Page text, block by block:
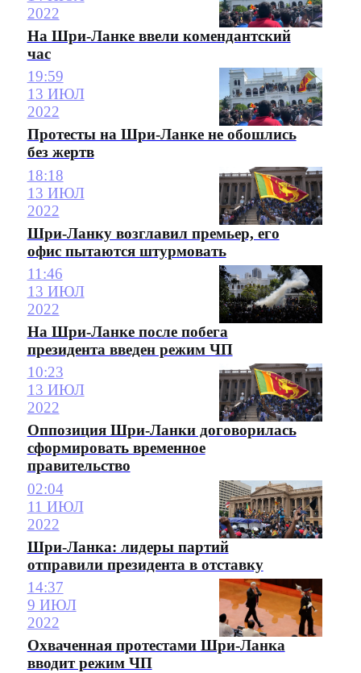
2022
На Шри-Ланке ввели комендантский
час
19:59
13 ИЮЛ
2022
Протесты на Шри-Ланке не обошлись
без жертв
18:18
13 ИЮЛ
2022
Шри-Ланку возглавил премьер, его
офис пытаются штурмовать
11:46
13 ИЮЛ
2022
На Шри-Ланке после побега
президента введен режим ЧП
10:23
13 ИЮЛ
2022
Оппозиция Шри-Ланки договорилась
сформировать временное
правительство
02:04
11 ИЮЛ
2022
Шри-Ланка: лидеры партий
отправили президента в отставку
14:37
9 ИЮЛ
2022
Охваченная протестами Шри-Ланка
вводит режим ЧП